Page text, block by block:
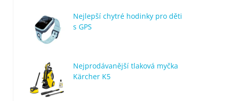
Nejlepší chytré hodinky pro děti
s GPS
Nejprodávanější tlaková myčka
Kärcher K5